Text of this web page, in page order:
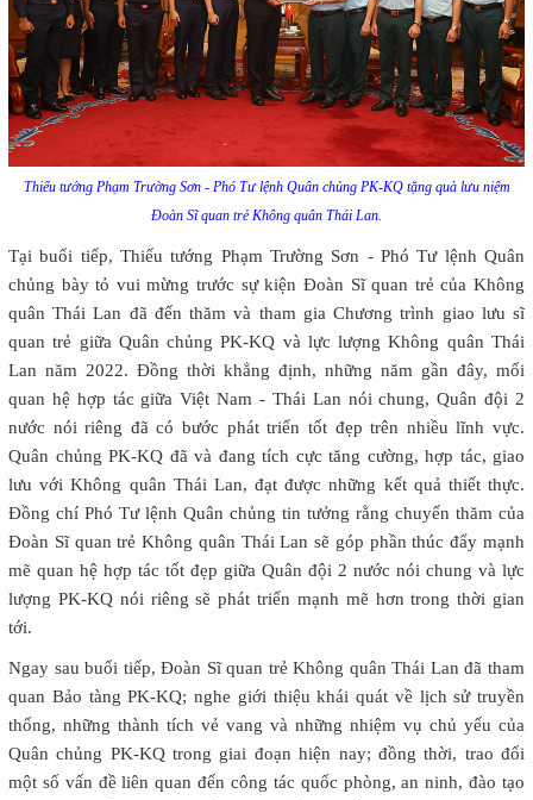
Thiếu tướng Phạm Trường Sơn - Phó Tư lệnh Quân chủng PK-KQ tặng quà lưu niệm
Đoàn Sĩ quan trẻ Không quân Thái Lan.
Tại buổi tiếp, Thiếu tướng Phạm Trường Sơn - Phó Tư lệnh Quân
chủng bày tỏ vui mừng trước sự kiện Đoàn Sĩ quan trẻ của Không
quân Thái Lan đã đến thăm và tham gia Chương trình giao lưu sĩ
quan trẻ giữa Quân chủng PK-KQ và lực lượng Không quân Thái
Lan năm 2022. Đồng thời khẳng định, những năm gần đây, mối
quan hệ hợp tác giữa Việt Nam - Thái Lan nói chung, Quân đội 2
nước nói riêng đã có bước phát triển tốt đẹp trên nhiều lĩnh vực.
Quân chủng PK-KQ đã và đang tích cực tăng cường, hợp tác, giao
lưu với Không quân Thái Lan, đạt được những kết quả thiết thực.
Đồng chí Phó Tư lệnh Quân chủng tin tưởng rằng chuyến thăm của
Đoàn Sĩ quan trẻ Không quân Thái Lan sẽ góp phần thúc đẩy mạnh
mẽ quan hệ hợp tác tốt đẹp giữa Quân đội 2 nước nói chung và lực
lượng PK-KQ nói riêng sẽ phát triển mạnh mẽ hơn trong thời gian
tới.
Ngay sau buổi tiếp, Đoàn Sĩ quan trẻ Không quân Thái Lan đã tham
quan Bảo tàng PK-KQ; nghe giới thiệu khái quát về lịch sử truyền
thống, những thành tích vẻ vang và những nhiệm vụ chủ yếu của
Quân chủng PK-KQ trong giai đoạn hiện nay; đồng thời, trao đổi
một số vấn đề liên quan đến công tác quốc phòng, an ninh, đào tạo